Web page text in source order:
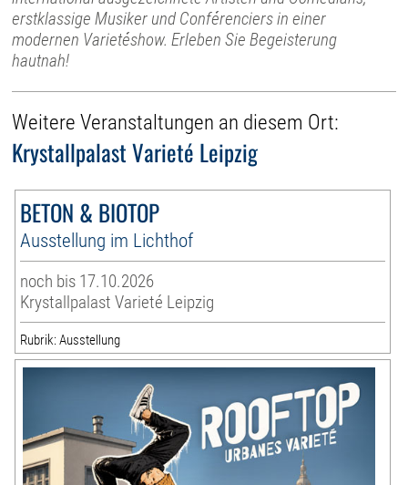
erstklassige Musiker und Conférenciers in einer
modernen Varietéshow. Erleben Sie Begeisterung
hautnah!
Weitere Veranstaltungen an diesem Ort:
Krystallpalast Varieté Leipzig
BETON & BIOTOP
Ausstellung im Lichthof
noch bis 17.10.2026
Krystallpalast Varieté Leipzig
Rubrik: Ausstellung